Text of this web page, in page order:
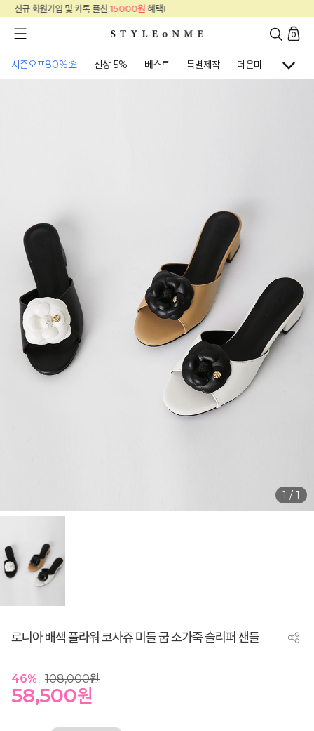
신규 회원가입 및 카톡 플친
0
시즌오프80%⛱ 신상 5% 베스트 특별제작 더온미 골프웨어
1 / 1
로니아 배색 플라워 코사쥬 미들 굽 소가죽 슬리퍼 샌들
46% 108,000원
58,500원